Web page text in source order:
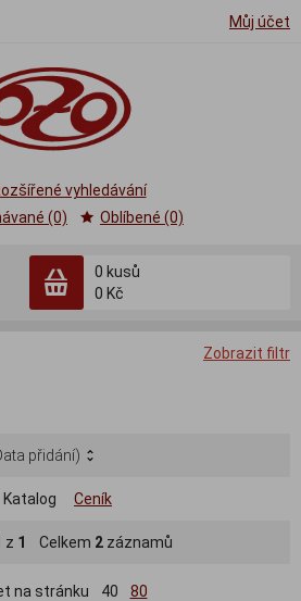
Můj účet
0 kusů
0 Kč
vyhledávání
(0)
Oblíbené (0)
Zobrazit filtr
přidání)
Katalog Ceník
z 1 Celkem 2 záznamů
na stránku 40 80